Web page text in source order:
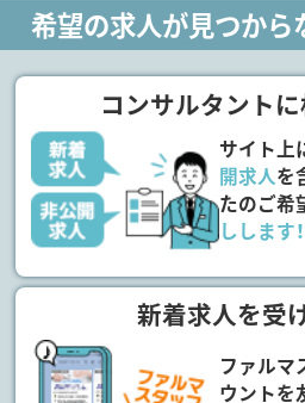
希望の求人が見つか
コンサルタント
サイト上
開求人を
たのご希
しします！
新着求人を受
ファルマ
ウントを